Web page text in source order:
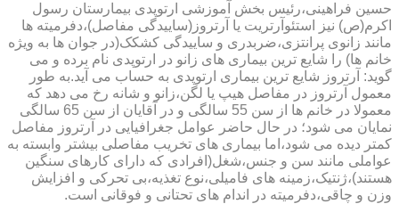
حسین فراهینی،رئیس بخش آموزشی ارتوپدی بیمارستان رسول
اکرم(ص) نیز استئوآرتریت یا آرتروز(ساییدگی مفاصل)،دفرمیته ها
مانند زانوی پرانتزی،ضربدری و ساییدگی کشکک(در جوان ها به ویژه
خانم ها) را شایع ترین بیماری های زانو در ارتوپدی نام برده و می
گوید: آرتروز شایع ترین بیماری ارتوپدی به حساب می آید.به طور
معمول آرتروز در مفاصل هیپ یا لگن،زانو و شانه رخ می دهد که
معمولا در خانم ها از سن 55 سالگی و در آقایان از سن 65 سالگی
نمایان می شود؛ در حال حاضر عوامل جغرافیایی در آرتروز مفاصل
کمتر دیده می شود،اما بیماری های تخریب مفاصلی بیشتر وابسته به
عواملی مانند سن و جنس،شغل(افرادی که دارای کارهای سنگین
هستند)،ژنتیک،زمینه های فامیلی،نوع تغذیه،بی تحرکی و افزایش
وزن و چاقی،دفرمیته در اندام های تحتانی و فوقانی است.